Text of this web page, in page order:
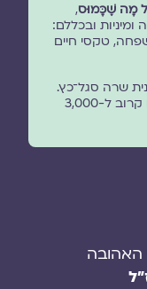
מָה שֶׁכָּמוּס,
ובכללם:
טקסי חיים
על-ידי הרבנית שרה סגל־כץ.
עם הכניסה לשנת 2025 פורסמו בו קרוב ל-3,000